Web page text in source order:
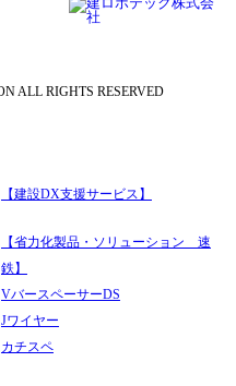
ALL RIGHTS RESERVED
【建設DX支援サービス】
【省力化製品・ソリューション 速
鉄】
VバースペーサーDS
Jワイヤー
カチスペ